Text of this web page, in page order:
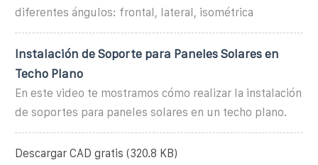
diferentes ángulos: frontal, lateral, isométrica
Instalación de Soporte para Paneles Solares en
Techo Plano
En este video te mostramos cómo realizar la instalación
de soportes para paneles solares en un techo plano.
Descargar CAD gratis (320.8 KB)